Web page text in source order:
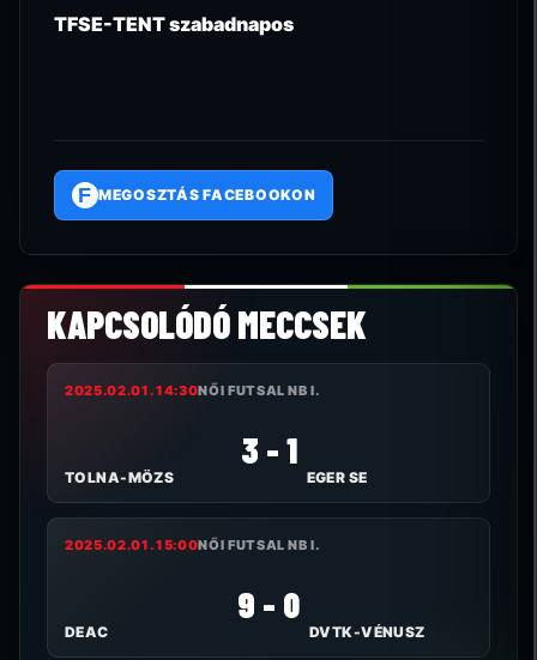
TFSE-TENT szabadnapos
F MEGOSZTÁS FACEBOOKON
KAPCSOLÓDÓ MECCSEK
2025.02.01. 14:30NŐI FUTSAL NB I.
TOLNA-MÖZS
3 - 1
EGER SE
2025.02.01. 15:00NŐI FUTSAL NB I.
DEAC
9 - 0
DVTK-VÉNUSZ